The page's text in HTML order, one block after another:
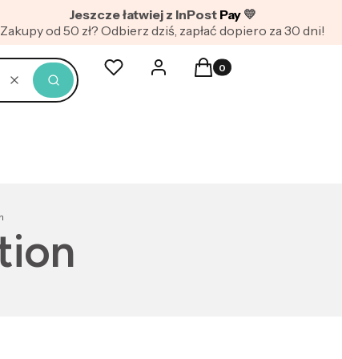
Jeszcze łatwiej z InPost Pay 💛
Zakupy od 50 zł? Odbierz dziś, zapłać dopiero za 30 dni!
WyczyśćSzukaj
Ulubione Zaloguj sięProdukty w koszyku: 0.
Koszyk